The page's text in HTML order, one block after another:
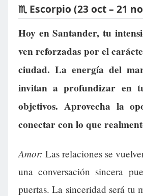
♏ Escorpio (23 oct – 21
Hoy en Santander, tu
ven reforzadas por el
ciudad. La energía del
invitan a profundizar en
objetivos. Aprovecha la
conectar con lo que
Amor: Las relaciones se
una conversación sincera
puertas. La sinceridad será tu